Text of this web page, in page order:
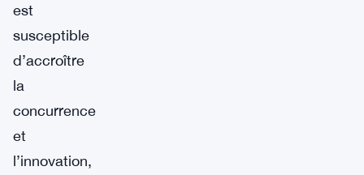
est
susceptible
d’accroître
la
concurrence
et
l’innovation,